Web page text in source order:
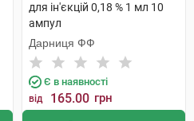
для ін'єкцій 0,18 % 1 мл 10
ампул
Дарниця ФФ
Є в наявності
від 165.00 грн